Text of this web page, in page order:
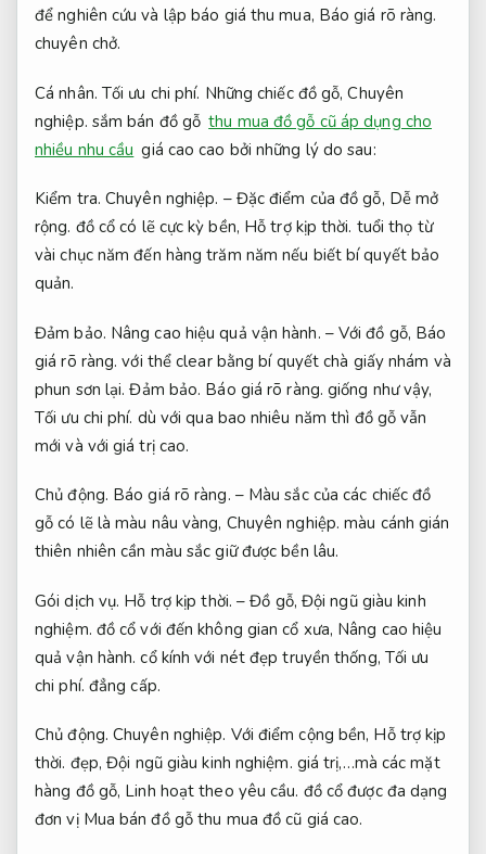
để nghiên cứu và lập báo giá thu mua, Báo giá rõ ràng.
chuyên chở.
Cá nhân. Tối ưu chi phí. Những chiếc đồ gỗ,Chuyên
nghiệp. sắm bán đồ gỗ thu mua đồ gỗ cũ áp dụng cho
nhiều nhu cầu giá cao cao bởi những lý do sau:
Kiểm tra. Chuyên nghiệp. – Đặc điểm của đồ gỗ, Dễ mở
rộng. đồ cổ có lẽ cực kỳ bền, Hỗ trợ kịp thời. tuổi thọ từ
vài chục năm đến hàng trăm năm nếu biết bí quyết bảo
quản.
Đảm bảo. Nâng cao hiệu quả vận hành. – Với đồ gỗ, Báo
giá rõ ràng. với thể clear bằng bí quyết chà giấy nhám và
phun sơn lại.Đảm bảo. Báo giá rõ ràng. giống như vậy,
Tối ưu chi phí. dù với qua bao nhiêu năm thì đồ gỗ vẫn
mới và với giá trị cao.
Chủ động. Báo giá rõ ràng. – Màu sắc của các chiếc đồ
gỗ có lẽ là màu nâu vàng, Chuyên nghiệp. màu cánh gián
thiên nhiên cần màu sắc giữ được bền lâu.
Gói dịch vụ. Hỗ trợ kịp thời. – Đồ gỗ, Đội ngũ giàu kinh
nghiệm. đồ cổ với đến không gian cổ xưa, Nâng cao hiệu
quả vận hành. cổ kính với nét đẹp truyền thống, Tối ưu
chi phí. đẳng cấp.
Chủ động. Chuyên nghiệp. Với điểm cộng bền, Hỗ trợ kịp
thời. đẹp,Đội ngũ giàu kinh nghiệm. giá trị,…mà các mặt
hàng đồ gỗ, Linh hoạt theo yêu cầu. đồ cổ được đa dạng
đơn vị Mua bán đồ gỗ thu mua đồ cũ giá cao.